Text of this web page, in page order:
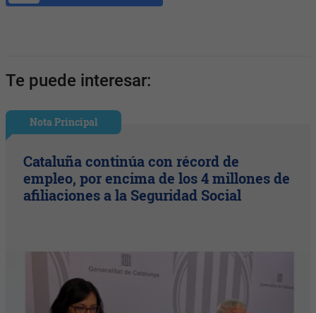
Te puede interesar:
Nota Principal
Cataluña continúa con récord de
empleo, por encima de los 4 millones de
afiliaciones a la Seguridad Social